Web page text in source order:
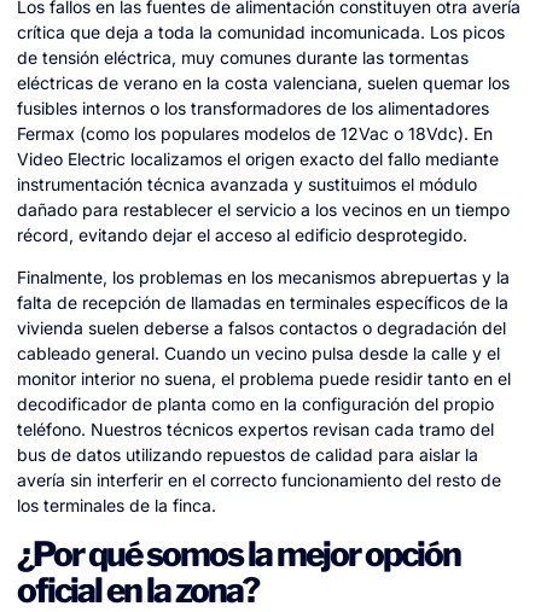
Los fallos en las fuentes de alimentación constituyen otra avería
crítica que deja a toda la comunidad incomunicada. Los picos
de tensión eléctrica, muy comunes durante las tormentas
eléctricas de verano en la costa valenciana, suelen quemar los
fusibles internos o los transformadores de los alimentadores
Fermax (como los populares modelos de 12Vac o 18Vdc). En
Video Electric localizamos el origen exacto del fallo mediante
instrumentación técnica avanzada y sustituimos el módulo
dañado para restablecer el servicio a los vecinos en un tiempo
récord, evitando dejar el acceso al edificio desprotegido.
Finalmente, los problemas en los mecanismos abrepuertas y la
falta de recepción de llamadas en terminales específicos de la
vivienda suelen deberse a falsos contactos o degradación del
cableado general. Cuando un vecino pulsa desde la calle y el
monitor interior no suena, el problema puede residir tanto en el
decodificador de planta como en la configuración del propio
teléfono. Nuestros técnicos expertos revisan cada tramo del
bus de datos utilizando repuestos de calidad para aislar la
avería sin interferir en el correcto funcionamiento del resto de
los terminales de la finca.
¿Por qué somos la mejor opción
oficial en la zona?